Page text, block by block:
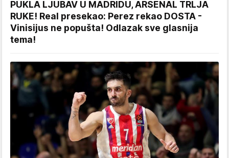
PUKLA LJUBAV U MADRIDU, ARSENAL TRLJA
RUKE! Real presekao: Perez rekao DOSTA -
Vinisijus ne popušta! Odlazak sve glasnija
tema!